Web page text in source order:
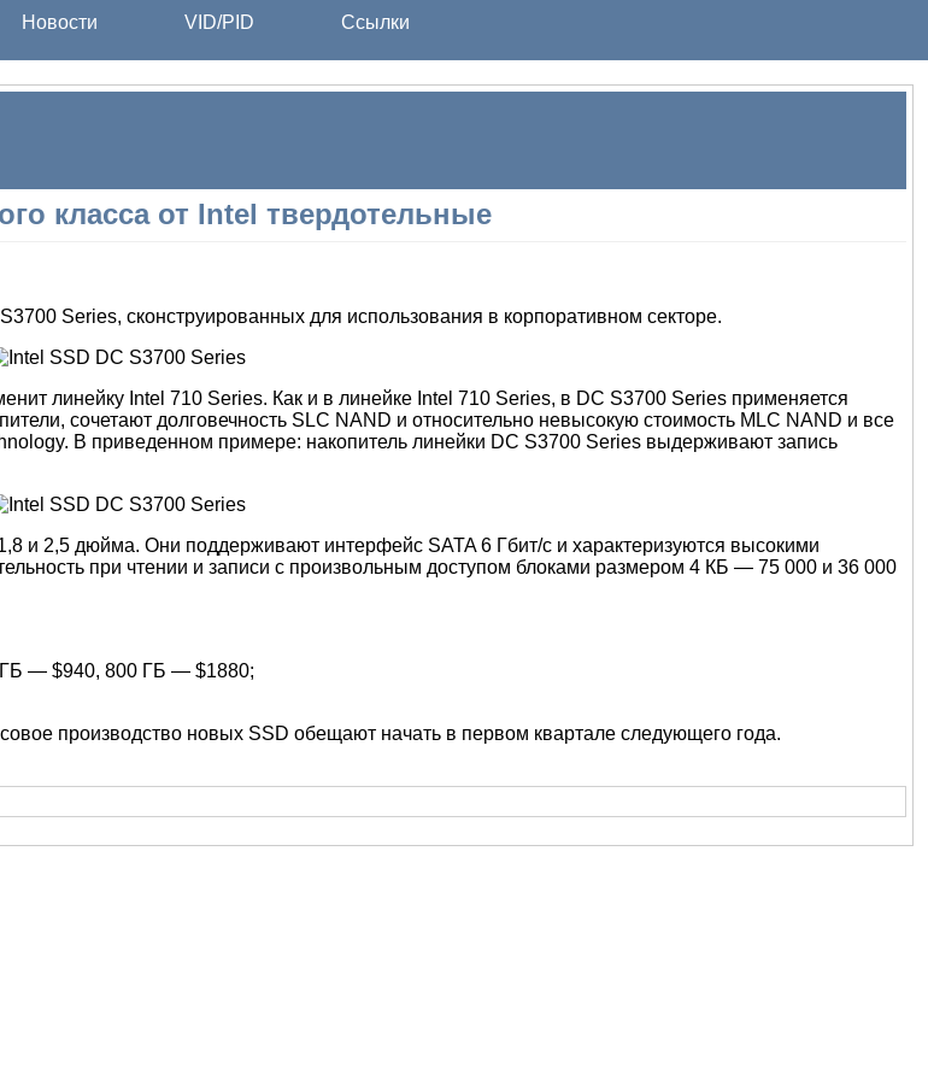
Новости VID/PID Ссылки
класса от Intel твердотельные
Series, сконструированных для использования в корпоративном секторе.
линейку Intel 710 Series. Как и в линейке Intel 710 Series, в DC S3700 Series применяется
сочетают долговечность SLC NAND и относительно невысокую стоимость MLC NAND и все
В приведенном примере: накопитель линейки DC S3700 Series выдерживают запись
и 2,5 дюйма. Они поддерживают интерфейс SATA 6 Гбит/с и характеризуются высокими
при чтении и записи с произвольным доступом блоками размером 4 КБ — 75 000 и 36 000
— $940, 800 ГБ — $1880;
производство новых SSD обещают начать в первом квартале следующего года.